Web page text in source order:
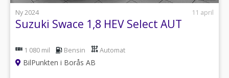
Ny 2024
11 april
Suzuki Swace 1,8 HEV Select AUT
1 080 mil Bensin Automat
BilPunkten i Borås AB